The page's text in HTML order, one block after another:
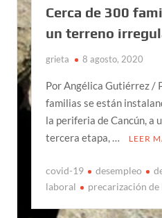
Cerca de 300
un terreno
grieta 8 agosto, 2020
Por Angélica Gutiérrez /
familias se están
la periferia de Cancún, a
tercera etapa, …
LEER
covid-19 desempleo
laboral
precarización de